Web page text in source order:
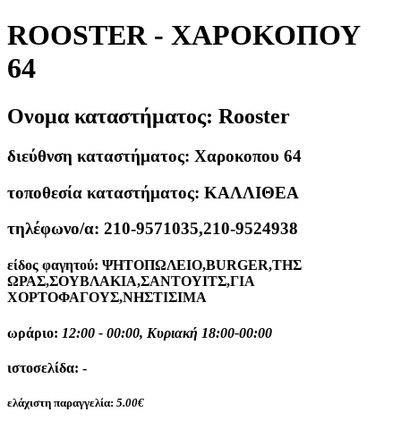
ROOSTER - ΧΑΡΟΚΟΠΟΥ
64
Ονομα καταστήματος: Rooster
διεύθνση καταστήματος: Χαροκοπου 64
τοποθεσία καταστήματος: ΚΑΛΛΙΘΕΑ
τηλέφωνο/α: 210-9571035,210-9524938
είδος φαγητού: ΨΗΤΟΠΩΛΕΙΟ,BURGER,ΤΗΣ
ΩΡΑΣ,ΣΟΥΒΛΑΚΙΑ,ΣΑΝΤΟΥΙΤΣ,ΓΙΑ
ΧΟΡΤΟΦΑΓΟΥΣ,ΝΗΣΤΙΣΙΜΑ
ωράριο: 12:00 - 00:00, Κυριακή 18:00-00:00
ιστοσελίδα: -
ελάχιστη παραγγελία: 5.00€